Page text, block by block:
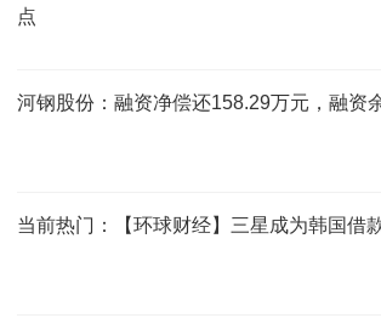
点
河钢股份：融资净偿还158.29万元，融资
当前热门：【环球财经】三星成为韩国借